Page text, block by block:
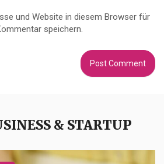
und Website in diesem Browser für
speichern.
& STARTUP